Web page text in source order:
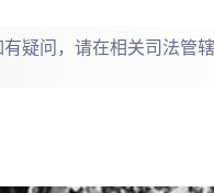
疑问，请在相关司法管